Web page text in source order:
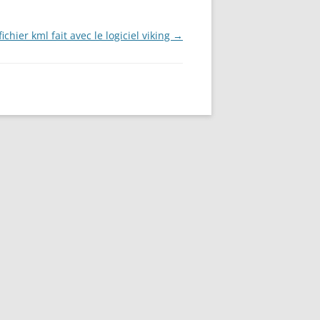
kml fait avec le logiciel viking →